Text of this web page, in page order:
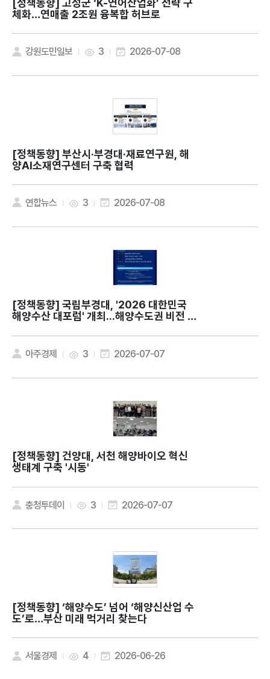
[정책동향]
체화…연매출 2조원 융복합 허브로
강원도민일보 3 2026-07-08
[정책동향]
양AI소재연구센터 구축 협력
연합뉴스 3 2026-07-08
[정책동향]
해양수산 대포럼' 개최...해양수도권 비전 제
아주경제 3 2026-07-07
[정책동향]
생태계 구축 '시동'
충청투데이 3 2026-07-07
[정책동향]
도’로…부산 미래 먹거리 찾는다
서울경제 4 2026-06-26